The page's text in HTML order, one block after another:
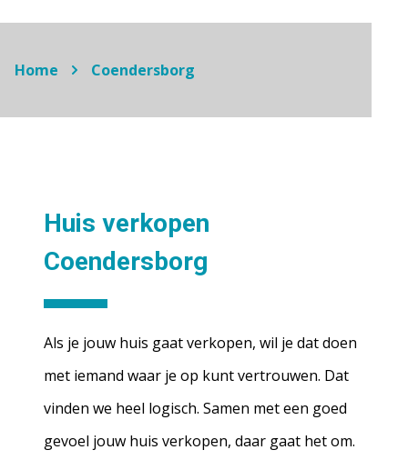
Home Coendersborg
Huis verkopen
Coendersborg
Als je jouw huis gaat verkopen, wil je dat doen
met iemand waar je op kunt vertrouwen. Dat
vinden we heel logisch. Samen met een goed
gevoel jouw huis verkopen, daar gaat het om.